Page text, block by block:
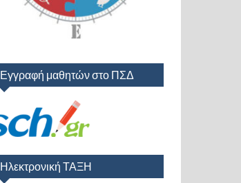
Εγγραφή μαθητών στο ΠΣΔ
Ηλεκτρονική ΤΑΞΗ